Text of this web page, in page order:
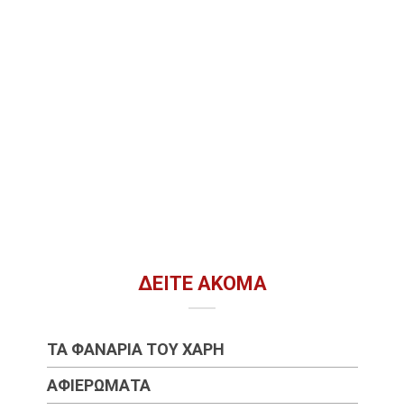
ΔΕΊΤΕ ΑΚΌΜΑ
ΤΑ ΦΑΝΆΡΙΑ ΤΟΥ ΧΆΡΗ
ΑΦΙΕΡΏΜΑΤΑ